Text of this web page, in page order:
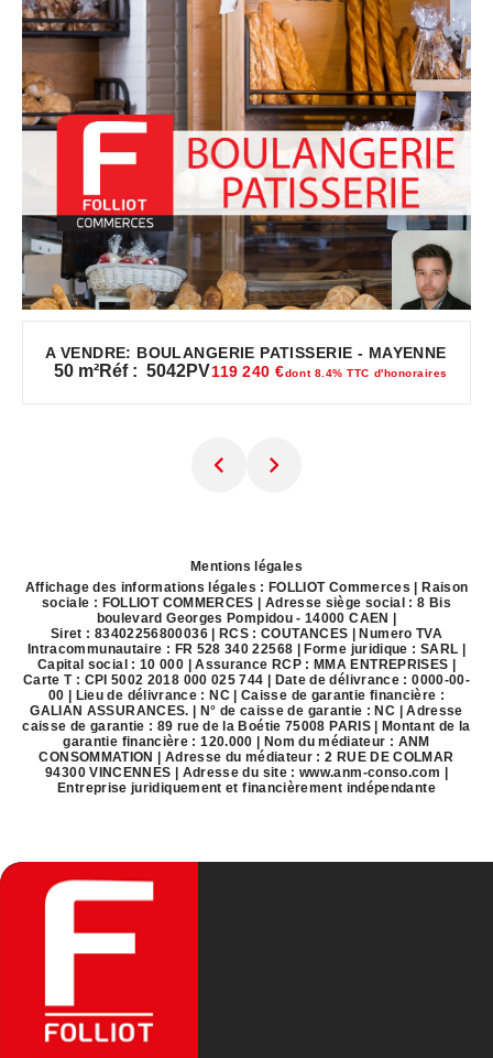
A VENDRE: BOULANGERIE PATISSERIE - MAYENNE
50 m²Réf : 5042PV119 240 €dont 8.4% TTC d'honoraires
Mentions légales
Affichage des informations légales : FOLLIOT Commerces | Raison
sociale : FOLLIOT COMMERCES | Adresse siège social : 8 Bis
boulevard Georges Pompidou - 14000 CAEN |
Siret : 83402256800036 | RCS : COUTANCES | Numero TVA
Intracommunautaire : FR 528 340 22568 | Forme juridique : SARL |
Capital social : 10 000 | Assurance RCP : MMA ENTREPRISES |
Carte T : CPI 5002 2018 000 025 744 | Date de délivrance : 0000-00-
00 | Lieu de délivrance : NC | Caisse de garantie financière :
GALIAN ASSURANCES. | N° de caisse de garantie : NC | Adresse
caisse de garantie : 89 rue de la Boétie 75008 PARIS | Montant de la
garantie financière : 120.000 | Nom du médiateur : ANM
CONSOMMATION | Adresse du médiateur : 2 RUE DE COLMAR
94300 VINCENNES | Adresse du site :www.anm-conso.com
Entreprise juridiquement et financièrement indépendante